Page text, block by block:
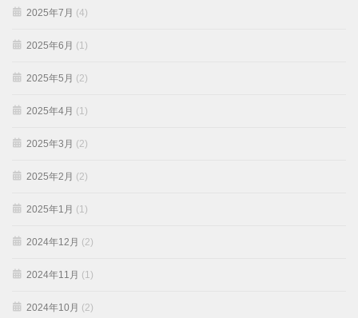
2025年7月 (4)
2025年6月 (1)
2025年5月 (2)
2025年4月 (1)
2025年3月 (2)
2025年2月 (2)
2025年1月 (1)
2024年12月 (2)
2024年11月 (1)
2024年10月 (2)